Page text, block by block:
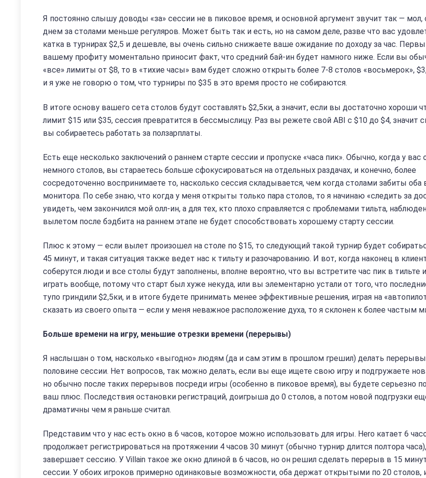
Я постоянно слышу доводы «за» сессии не в пиковое время, и основной аргумент звучит так — мол,
днем за столами меньше регуляров. Может быть так и есть, но на самом деле, разве что вас
катка в турнирах $2,5 и дешевле, вы очень сильно снижаете ваше ожидание по доходу за час.
вашему профиту моментально приносит факт, что средний бай-ин будет намного ниже. Если вы
«все» лимиты от $8, то в «тихие часы» вам будет сложно открыть более 7-8 столов «восьмерок»,
и я уже не говорю о том, что турниры по $35 в это время просто не собираются.
В итоге основу вашего сета столов будут составлять $2,5ки, а значит, если вы достаточно хороши
лимит $15 или $35, сессия превратится в бессмыслицу. Раз вы режете свой ABI с $10 до $4, значит
вы собираетесь работать за ползарплаты.
Есть еще несколько заключений о раннем старте сессии и пропуске «часа пик». Обычно, когда у вас
немного столов, вы стараетесь больше сфокусироваться на отдельных раздачах, и конечно, более
сосредоточенно воспринимаете то, насколько сессия складывается, чем когда столами забиты оба
монитора. По себе знаю, что когда у меня открыты только пара столов, то я начинаю «cледить за
увидеть, чем закончился мой олл-ин, а для тех, кто плохо справляется с проблемами тильта,
вылетом после бэдбита на раннем этапе не будет способствовать хорошему старту сессии.
Плюс к этому — если вылет произошел на столе по $15, то следующий такой турнир будет
45 минут, и такая ситуация также ведет нас к тильту и разочарованию. И вот, когда наконец в
соберутся люди и все столы будут заполнены, вполне вероятно, что вы встретите час пик в тильте
играть вообще, потому что старт был хуже некуда, или вы элементарно устали от того, что
тупо гриндили $2,5ки, и в итоге будете принимать менее эффективные решения, играя на
сказать из своего опыта — если у меня неважное расположение духа, то я склонен к более частым
Больше времени на игру, меньшие отрезки времени (перерывы)
Я наслышан о том, насколько «выгодно» людям (да и сам этим в прошлом грешил) делать
половине сессии. Нет вопросов, так можно делать, если вы еще ищете свою игру и подгружаете
но обычно после таких перерывов посреди игры (особенно в пиковое время), вы будете серьезно
ваш плюс. Последствия остановки регистраций, доигрыша до 0 столов, а потом новой подгрузки
драматичны чем я раньше считал.
Представим что у нас есть окно в 6 часов, которое можно использовать для игры. Hero катает 6
продолжает регистрироваться на протяжении 4 часов 30 минут (обычно турнир длится полтора
завершает сессию. У Villain такое же окно длиной в 6 часов, но он решил сделать перерыв в 15
сессии. У обоих игроков примерно одинаковые возможности, оба держат открытыми по 20 столов,